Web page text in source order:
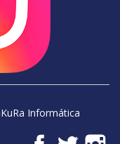
Informática